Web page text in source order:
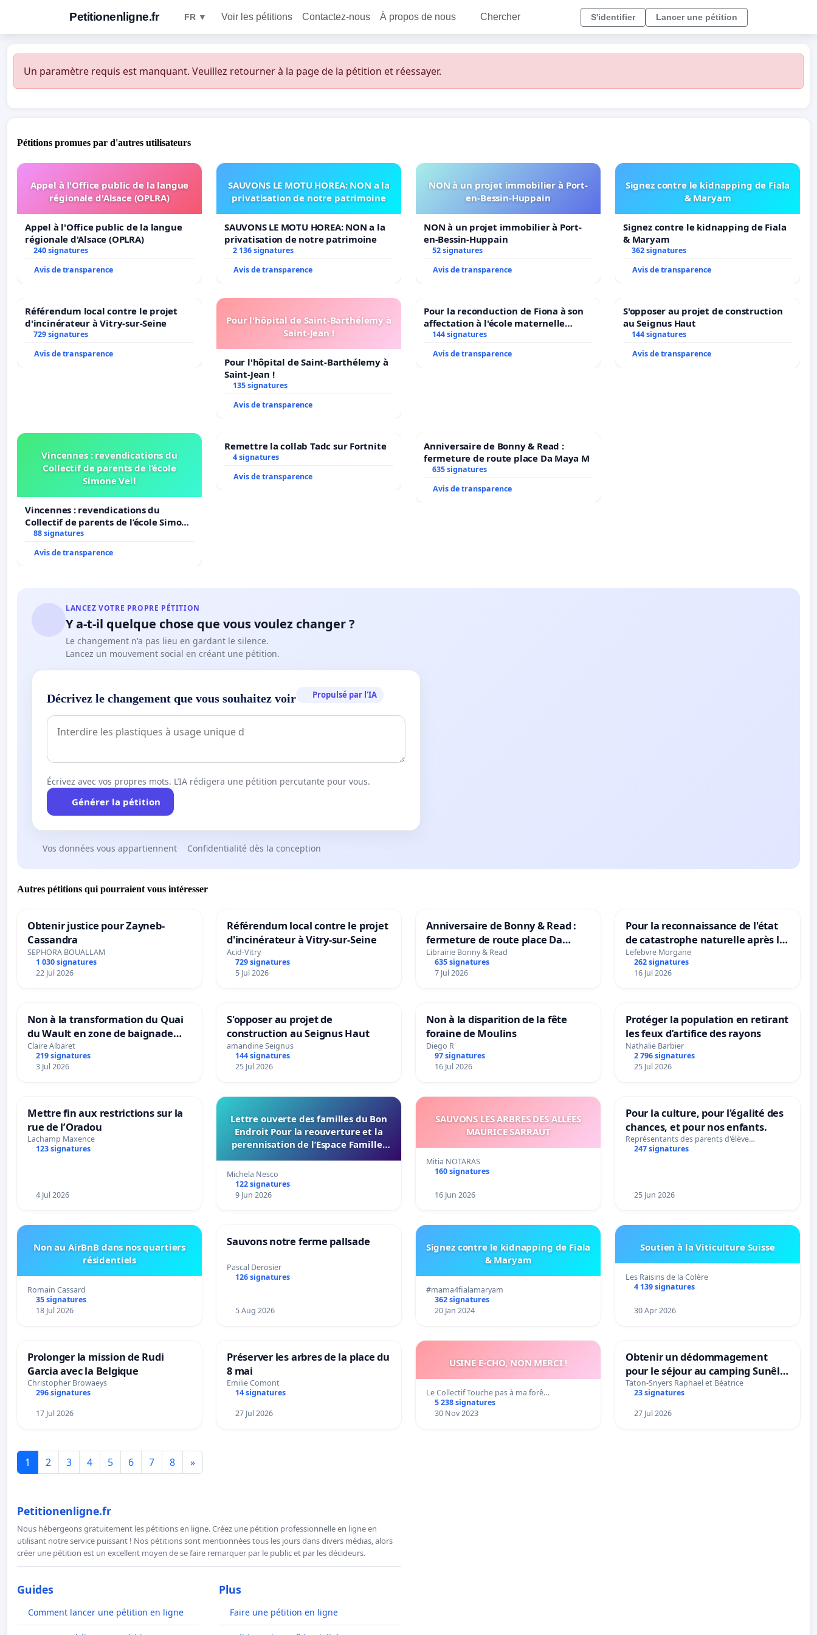
Petitionenligne.fr FR ▼ Voir les pétitions Contactez-nous À propos de nous Chercher S'identifier Lancer une pétition
Un paramètre requis est manquant. Veuillez retourner à la page de la pétition et réessayer.
Pétitions promues par d'autres utilisateurs
Appel à l'Office public de la langue
régionale d'Alsace (OPLRA)
Appel à l'Office public de la langue
régionale d'Alsace (OPLRA)
240 signatures
Avis de transparence
SAUVONS LE MOTU HOREA: NON a la
privatisation de notre patrimoine
SAUVONS LE MOTU HOREA: NON a la
privatisation de notre patrimoine
2 136 signatures
Avis de transparence
NON à un projet immobilier à Port-
en-Bessin-Huppain
NON à un projet immobilier à Port-
en-Bessin-Huppain
52 signatures
Avis de transparence
Signez contre le kidnapping de Fiala
& Maryam
Signez contre le kidnapping de Fiala
& Maryam
362 signatures
Avis de transparence
Référendum local contre le projet
d'incinérateur à Vitry-sur-Seine
729 signatures
Avis de transparence
Pour l'hôpital de Saint-Barthélemy à
Saint-Jean !
Pour l'hôpital de Saint-Barthélemy à
Saint-Jean !
135 signatures
Avis de transparence
Pour la reconduction de Fiona à son
affectation à l'école maternelle
LAMARTINE auprès de Léo N. en
2026/2027
144 signatures
Avis de transparence
S'opposer au projet de construction
au Seignus Haut
144 signatures
Avis de transparence
Vincennes : revendications du
Collectif de parents de l’école
Simone Veil
Vincennes : revendications du
Collectif de parents de l’école Simone
Veil
88 signatures
Avis de transparence
Remettre la collab Tadc sur Fortnite
4 signatures
Avis de transparence
Anniversaire de Bonny & Read :
fermeture de route place Da Maya M
635 signatures
Avis de transparence
LANCEZ VOTRE PROPRE PÉTITION
Y a-t-il quelque chose que vous voulez changer ?
Le changement n'a pas lieu en gardant le silence.
Lancez un mouvement social en créant une pétition.
Décrivez le changement que vous souhaitez voir Propulsé par l’IA
Écrivez avec vos propres mots. L’IA rédigera une pétition percutante pour vous.
Générer la pétition
Vos données vous appartiennent Confidentialité dès la conception
Autres pétitions qui pourraient vous intéresser
Obtenir justice pour Zayneb-
Cassandra
SEPHORA BOUALLAM
1 030 signatures
22 Jul 2026
Référendum local contre le projet
d'incinérateur à Vitry-sur-Seine
Acid-Vitry
729 signatures
5 Jul 2026
Anniversaire de Bonny & Read :
fermeture de route place Da
Maya M
Librairie Bonny & Read
635 signatures
7 Jul 2026
Pour la reconnaissance de l'état
de catastrophe naturelle après la
grêle du 15 juillet 2026 à Aubenas
et ses alentours
Lefebvre Morgane
262 signatures
16 Jul 2026
Non à la transformation du Quai
du Wault en zone de baignade
urbaine
Claire Albaret
219 signatures
3 Jul 2026
S'opposer au projet de
construction au Seignus Haut
amandine Seignus
144 signatures
25 Jul 2026
Non à la disparition de la fête
foraine de Moulins
Diego R
97 signatures
16 Jul 2026
Protéger la population en retirant
les feux d’artifice des rayons
Nathalie Barbier
2 796 signatures
25 Jul 2026
Mettre fin aux restrictions sur la
rue de l’Oradou
Lachamp Maxence
123 signatures
4 Jul 2026
Lettre ouverte des familles du Bon
Endroit Pour la reouverture et la
perennisation de l’Espace Familles
Michela Nesco
122 signatures
9 Jun 2026
SAUVONS LES ARBRES DES ALLÉES
MAURICE SARRAUT
Mitia NOTARAS
160 signatures
16 Jun 2026
Pour la culture, pour l'égalité des
chances, et pour nos enfants.
Représentants des parents d'élève…
247 signatures
25 Jun 2026
Non au AirBnB dans nos quartiers
résidentiels
Romain Cassard
35 signatures
18 Jul 2026
Sauvons notre ferme pallsade
Pascal Derosier
126 signatures
5 Aug 2026
Signez contre le kidnapping de Fiala
& Maryam
#mama4fialamaryam
362 signatures
20 Jan 2024
Soutien à la Viticulture Suisse
Les Raisins de la Colère
4 139 signatures
30 Apr 2026
Prolonger la mission de Rudi
Garcia avec la Belgique
Christopher Browaeys
296 signatures
17 Jul 2026
Préserver les arbres de la place du
8 mai
Emilie Comont
14 signatures
27 Jul 2026
USINE E-CHO, NON MERCI !
Le Collectif Touche pas à ma forê…
5 238 signatures
30 Nov 2023
Obtenir un dédommagement
pour le séjour au camping Sunêlia
La Clémentine
Taton-Snyers Raphael et Béatrice
23 signatures
27 Jul 2026
1 2 3 4 5 6 7 8 »
Petitionenligne.fr
Nous hébergeons gratuitement les pétitions en ligne. Créez une pétition professionnelle en ligne en
utilisant notre service puissant ! Nos pétitions sont mentionnées tous les jours dans divers médias, alors
créer une pétition est un excellent moyen de se faire remarquer par le public et par les décideurs.
Guides
Comment lancer une pétition en ligne
Plus
Faire une pétition en ligne